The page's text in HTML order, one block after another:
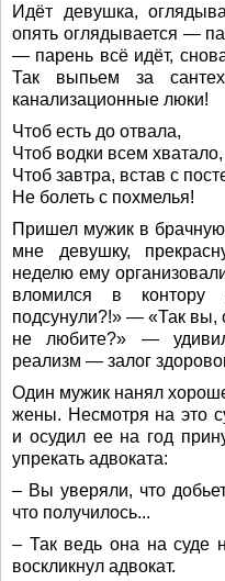
Идёт девушка,
опять оглядывается —
— парень всё идёт,
Так выпьем за
канализационные люки!
Чтоб есть до отвала,
Чтоб водки всем хватало,
Чтоб завтра, встав с
Не болеть с похмелья!
Пришел мужик в брачную
мне девушку,
неделю ему
вломился в
подсунули?!» — «Так вы,
не любите?» —
реализм — залог
Один мужик нанял
жены. Несмотря на это
и осудил ее на год
упрекать адвоката:
– Вы уверяли, что
что получилось...
– Так ведь она на суде
воскликнул адвокат.